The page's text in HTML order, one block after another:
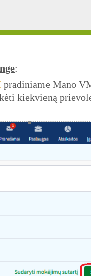
:
pradiniame Mano
kiekvieną